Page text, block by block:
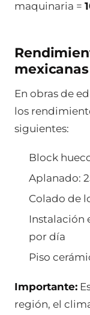
maquinaria =
mexicanas
En obras de
los
siguientes:
Block
Aplanado:
Colado de
Instalación
por día
Piso
Importante:
región, el